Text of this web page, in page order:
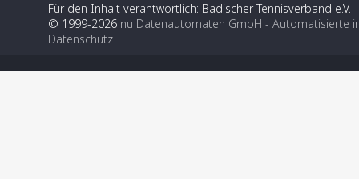
Für den Inhalt verantwortlich: Badischer Tennisverband e.V.
© 1999-2026 nu Datenautomaten GmbH - Automatisierte
Datenschutz